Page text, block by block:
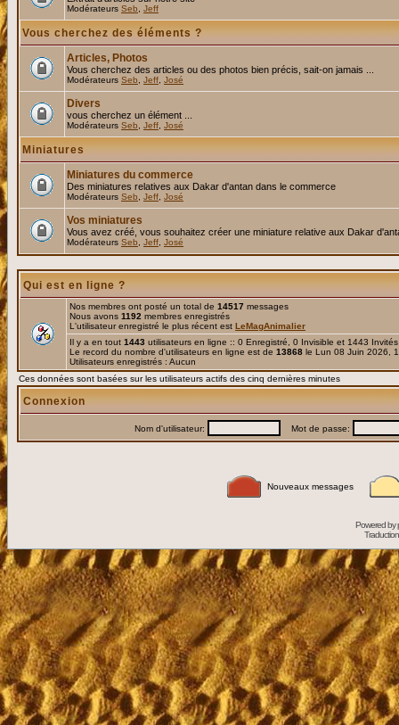
Modérateurs Seb Jeff
Vous cherchez des éléments ?
Articles, Photos
Vous cherchez des articles ou des photos bien précis, sait-on jamais ...
Modérateurs Seb Jeff José
Divers
vous cherchez un élément ...
Modérateurs Seb Jeff José
Miniatures
Miniatures du commerce
Des miniatures relatives aux Dakar d'antan dans le commerce
Modérateurs Seb Jeff José
Vos miniatures
Vous avez créé, vous souhaitez créer une miniature relative aux Dakar
Modérateurs Seb Jeff José
Qui est en ligne ?
Nos membres ont posté un total de 14517 messages
Nous avons 1192 membres enregistrés
L'utilisateur enregistré le plus récent est LeMagAnimalier
Il y a en tout 1443 utilisateurs en ligne :: 0 Enregistré, 0 Invisible et 1443
Le record du nombre d'utilisateurs en ligne est de 13868 le Lun 08 Juin 2026,
Utilisateurs enregistrés : Aucun
Ces données sont basées sur les utilisateurs actifs des cinq dernières minutes
Connexion
Nom d'utilisateur: Mot de passe:
Nouveaux messages
Powered by